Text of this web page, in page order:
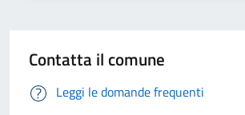
Contatta il comune
Leggi le domande frequenti